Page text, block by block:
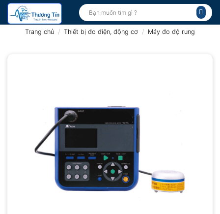
Bỏ
qua
Tìm
kiếm:
Trang chủ / Thiết bị đo điện, động cơ / Máy đo độ rung